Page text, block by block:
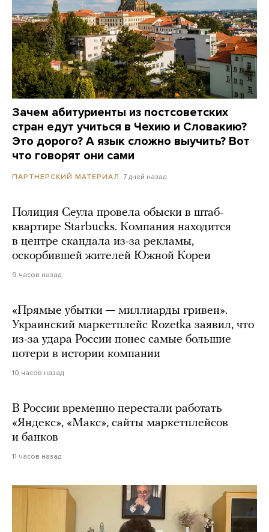
Зачем абитуриенты из постсоветских
стран едут учиться в Чехию и Словакию?
Это дорого? А язык сложно выучить? Вот
что говорят они сами
ПАРТНЕРСКИЙ МАТЕРИАЛ 7 дней назад
Полиция Сеула провела обыски в штаб-
квартире Starbucks. Компания находится
в центре скандала из-за рекламы,
оскорбившей жителей Южной Кореи
9 часов назад
«Прямые убытки — миллиарды гривен».
Украинский маркетплейс Rozetka заявил, что
из-за удара России понес самые большие
потери в истории компании
10 часов назад
В России временно перестали работать
«Яндекс», «Макс», сайты маркетплейсов
и банков
11 часов назад